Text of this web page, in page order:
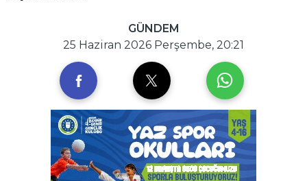
GÜNDEM
25 Haziran 2026 Perşembe, 20:21